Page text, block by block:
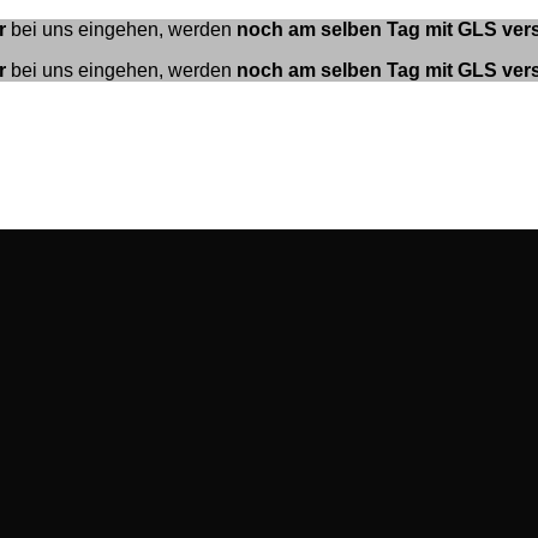
bei uns eingehen, werden noch am selben Tag mit GLS
bei uns eingehen, werden noch am selben Tag mit GLS